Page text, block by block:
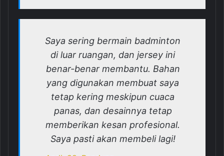
Saya sering bermain badminton
di luar ruangan, dan jersey ini
benar-benar membantu. Bahan
yang digunakan membuat saya
tetap kering meskipun cuaca
panas, dan desainnya tetap
memberikan kesan profesional.
Saya pasti akan membeli lagi!